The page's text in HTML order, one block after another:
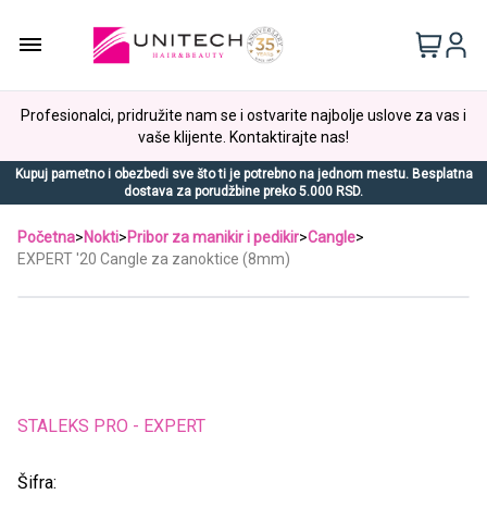
Profesionalci, pridružite nam se i ostvarite najbolje uslove za vas i
vaše klijente. Kontaktirajte nas!
Kupuj pametno i obezbedi sve što ti je potrebno na jednom mestu. Besplatna
dostava za porudžbine preko 5.000 RSD.
Početna>Nokti>Pribor za manikir i pedikir>Cangle>
EXPERT '20 Cangle za zanoktice (8mm)
STALEKS PRO - EXPERT
Šifra: